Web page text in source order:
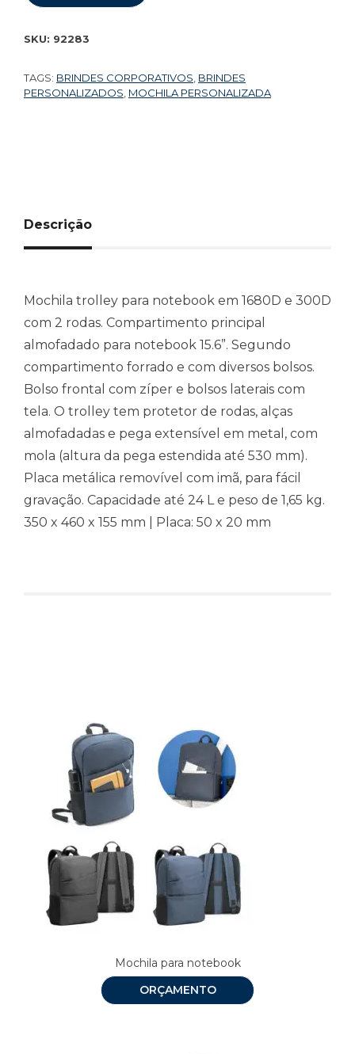
SKU: 92283
TAGS: BRINDES CORPORATIVOS BRINDES
PERSONALIZADOS MOCHILA PERSONALIZADA
Descrição
Mochila trolley para notebook em 1680D e 300D
com 2 rodas. Compartimento principal
almofadado para notebook 15.6”. Segundo
compartimento forrado e com diversos bolsos.
Bolso frontal com zíper e bolsos laterais com
tela. O trolley tem protetor de rodas, alças
almofadadas e pega extensível em metal, com
mola (altura da pega estendida até 530 mm).
Placa metálica removível com imã, para fácil
gravação. Capacidade até 24 L e peso de 1,65 kg.
350 x 460 x 155 mm | Placa: 50 x 20 mm
Mochila para notebook
ORÇAMENTO